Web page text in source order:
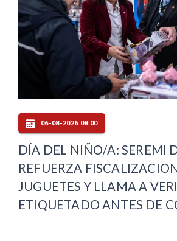
06-08-2026 08:00
DÍA DEL NIÑO/A: SEREMI
REFUERZA
JUGUETES Y LLAMA A
ETIQUETADO ANTES DE